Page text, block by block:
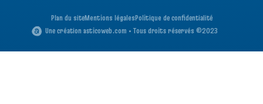
Plan du siteMentions légalesPolitique de confidentialité
Une création asticoweb.com • Tous droits réservés ©2023